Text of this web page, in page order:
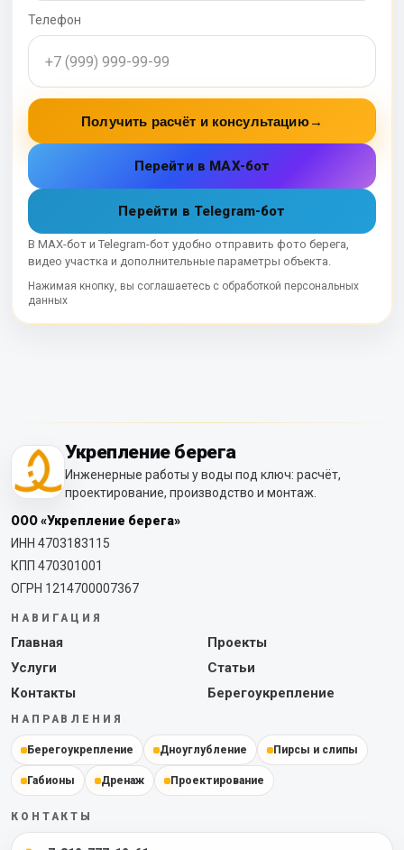
Телефон
Получить расчёт и консультацию→
Перейти в MAX-бот
Перейти в Telegram-бот
В MAX-бот и Telegram-бот удобно отправить фото берега,
видео участка и дополнительные параметры объекта.
Нажимая кнопку, вы соглашаетесь с обработкой персональных
данных
Укрепление берега
Инженерные работы у воды под ключ: расчёт,
проектирование, производство и монтаж.
ООО «Укрепление берега»
ИНН 4703183115
КПП 470301001
ОГРН 1214700007367
НАВИГАЦИЯ
Главная
Проекты
Услуги
Статьи
Контакты
Берегоукрепление
НАПРАВЛЕНИЯ
Берегоукрепление Дноуглубление Пирсы и слипы
Габионы Дренаж Проектирование
КОНТАКТЫ